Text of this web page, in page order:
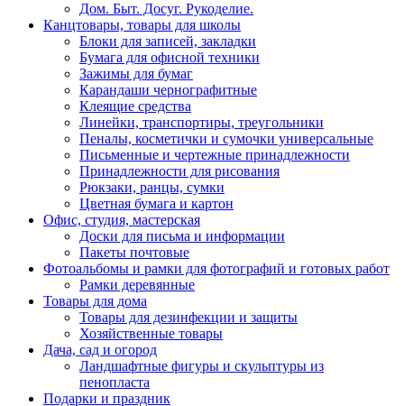
Дом. Быт. Досуг. Рукоделие.
Канцтовары, товары для школы
Блоки для записей, закладки
Бумага для офисной техники
Зажимы для бумаг
Карандаши чернографитные
Клеящие средства
Линейки, транспортиры, треугольники
Пеналы, косметички и сумочки универсальные
Письменные и чертежные принадлежности
Принадлежности для рисования
Рюкзаки, ранцы, сумки
Цветная бумага и картон
Офис, студия, мастерская
Доски для письма и информации
Пакеты почтовые
Фотоальбомы и рамки для фотографий и готовых работ
Рамки деревянные
Товары для дома
Товары для дезинфекции и защиты
Хозяйственные товары
Дача, сад и огород
Ландшафтные фигуры и скульптуры из
пенопласта
Подарки и праздник